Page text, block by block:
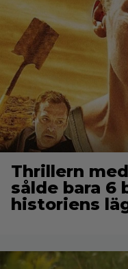
Thrillern
sålde bara 6
historiens